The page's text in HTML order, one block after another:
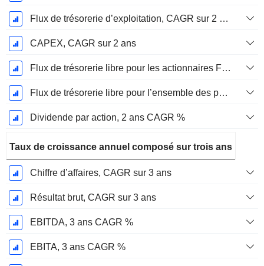
Flux de trésorerie d’exploitation, CAGR sur 2 ans
CAPEX, CAGR sur 2 ans
Flux de trésorerie libre pour les actionnaires FCFE, CAGR sur 2 ans
Flux de trésorerie libre pour l’ensemble des pourvoyeurs de fonds (créanciers et actionnaires) FCFF, CAGR sur 2 ans
Dividende par action, 2 ans CAGR %
Taux de croissance annuel composé sur trois ans
Chiffre d’affaires, CAGR sur 3 ans
Résultat brut, CAGR sur 3 ans
EBITDA, 3 ans CAGR %
EBITA, 3 ans CAGR %